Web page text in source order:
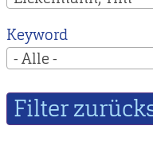
Keyword
- Alle -